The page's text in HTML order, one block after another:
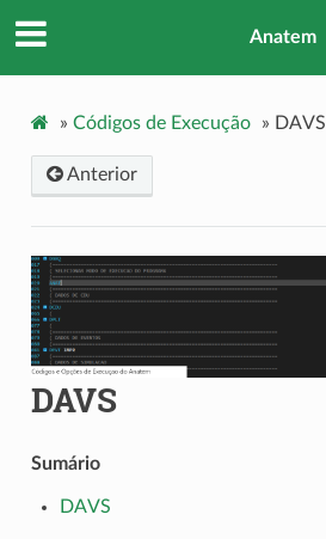
Anatem
» Códigos de Execução » DAVS
Anterior
DAVS
Sumário
DAVS